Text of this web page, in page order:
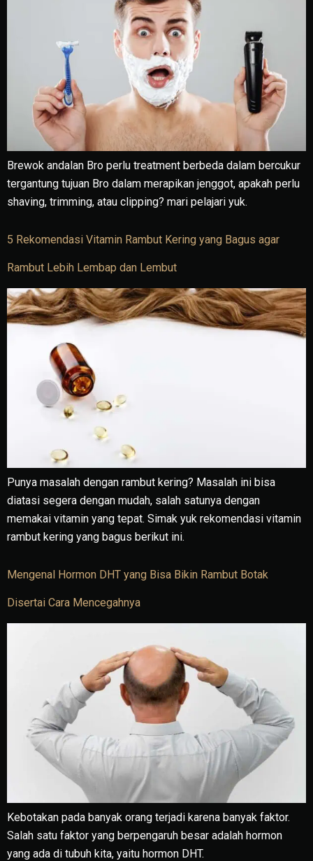
Brewok andalan Bro perlu treatment berbeda dalam bercukur
tergantung tujuan Bro dalam merapikan jenggot, apakah perlu
shaving, trimming, atau clipping? mari pelajari yuk.
5 Rekomendasi Vitamin Rambut Kering yang Bagus agar
Rambut Lebih Lembap dan Lembut
Punya masalah dengan rambut kering? Masalah ini bisa
diatasi segera dengan mudah, salah satunya dengan
memakai vitamin yang tepat. Simak yuk rekomendasi vitamin
rambut kering yang bagus berikut ini.
Mengenal Hormon DHT yang Bisa Bikin Rambut Botak
Disertai Cara Mencegahnya
Kebotakan pada banyak orang terjadi karena banyak faktor.
Salah satu faktor yang berpengaruh besar adalah hormon
yang ada di tubuh kita, yaitu hormon DHT.